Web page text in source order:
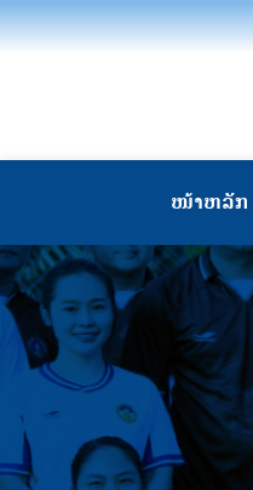
ໜ້າຫລັກ